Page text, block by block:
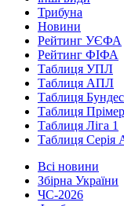
Трибуна
Новини
Рейтинг УЄФА
Рейтинг ФІФА
Таблиця УПЛ
Таблиця АПЛ
Таблиця
Таблиця
Таблиця Ліга 1
Таблиця Серія
Всі новини
Збірна України
ЧС-2026